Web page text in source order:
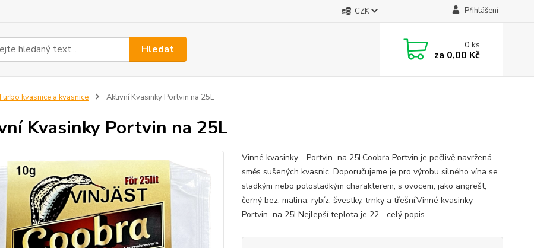
CZK Přihlášení
Hledat 0ks
za 0,00 Kč
kvasnice a kvasnice Aktivní Kvasinky Portvin na 25L
Kvasinky Portvin na 25L
Vinné kvasinky - Portvin na 25LCoobra Portvin je pečlivě navržená
směs sušených kvasnic. Doporučujeme je pro výrobu silného vína se
sladkým nebo polosladkým charakterem, s ovocem, jako angrešt,
černý bez, malina, rybíz, švestky, trnky a třešní.Vinné kvasinky -
Portvin na 25LNejlepší teplota je 22... celý popis